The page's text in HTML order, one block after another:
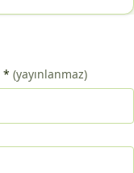
* (yayınlanmaz)